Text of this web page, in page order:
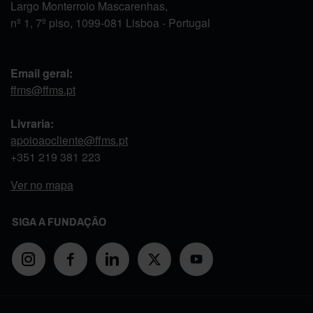
Largo Monterroio Mascarenhas,
nº 1, 7º piso, 1099-081 Lisboa - Portugal
Email geral:
ffms@ffms.pt
Livraria:
apoioaocliente@ffms.pt
+351 219 381 223
Ver no mapa
SIGA A FUNDAÇÃO